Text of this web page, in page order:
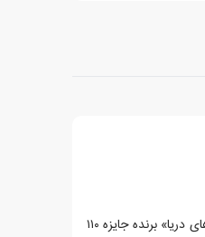
حمیدرضا توکلی نویسنده ی ایرانی می باشد. وی توانست با کتاب «از اشارت‌های دریا» برنده جایزه ۱۱۰